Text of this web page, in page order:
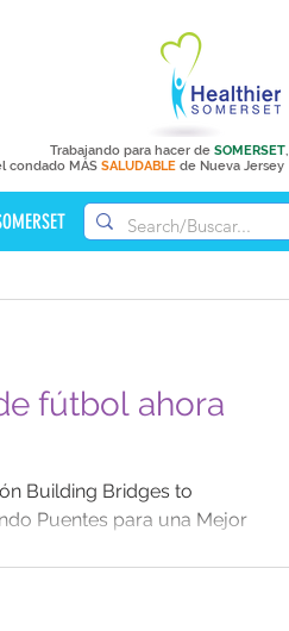
Trabajando para hacer de SOMERSET,
condado MÁS SALUDABLE de Nueva Jersey
fútbol ahora
Building Bridges to
Puentes para una Mejor